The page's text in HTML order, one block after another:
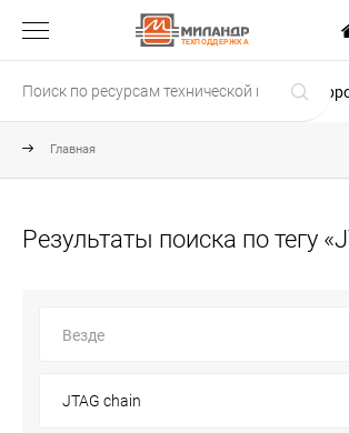
ТЕХПОДДЕРЖКА
Главная
Результаты поиска по тегу
Везде